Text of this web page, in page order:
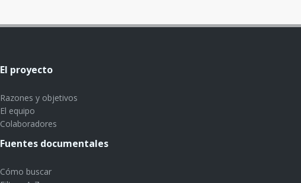
El proyecto
Razones y objetivos
El equipo
Colaboradores
Fuentes documentales
Cómo buscar